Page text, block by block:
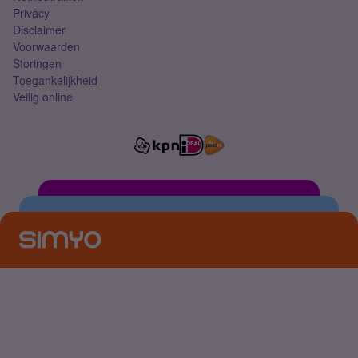
Privacy
Disclaimer
Voorwaarden
Storingen
Toegankelijkheid
Veilig online